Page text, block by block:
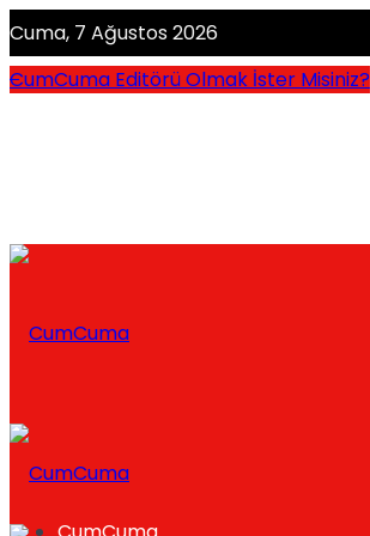
Cuma, 7 Ağustos 2026
CumCuma Editörü Olmak İster Misiniz?